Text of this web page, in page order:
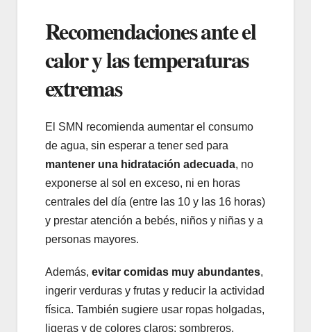
Recomendaciones ante el
calor y las temperaturas
extremas
El SMN recomienda aumentar el consumo
de agua, sin esperar a tener sed para
mantener una hidratación adecuada, no
exponerse al sol en exceso, ni en horas
centrales del día (entre las 10 y las 16 horas)
y prestar atención a bebés, niños y niñas y a
personas mayores.
Además, evitar comidas muy abundantes,
ingerir verduras y frutas y reducir la actividad
física. También sugiere usar ropas holgadas,
ligeras y de colores claros; sombreros,